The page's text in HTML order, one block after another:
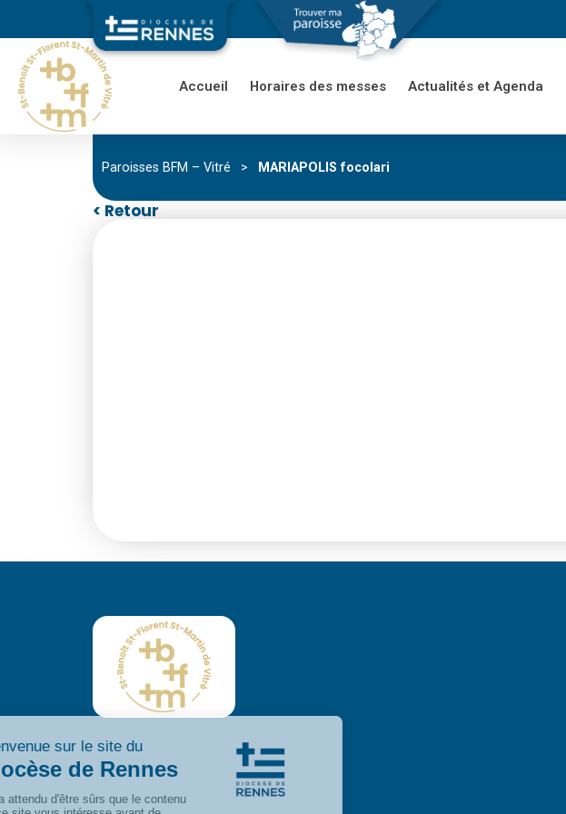
Accueil Horaires des messes Actualités et Agenda
Paroisses BFM – Vitré > MARIAPOLIS focolari
< Retour